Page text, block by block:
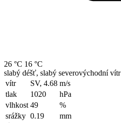
26 °C 16 °C
slabý déšť, slabý severovýchodní vítr
vítr
SV, 4.68 m/s
tlak
1020
hPa
vlhkost 49
%
srážky 0.19
mm